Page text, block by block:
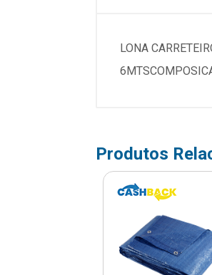
LONA
Produtos